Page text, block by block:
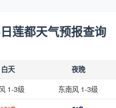
莲都天气预报查询
白天 夜晚
1-3级 东南风 1-3级